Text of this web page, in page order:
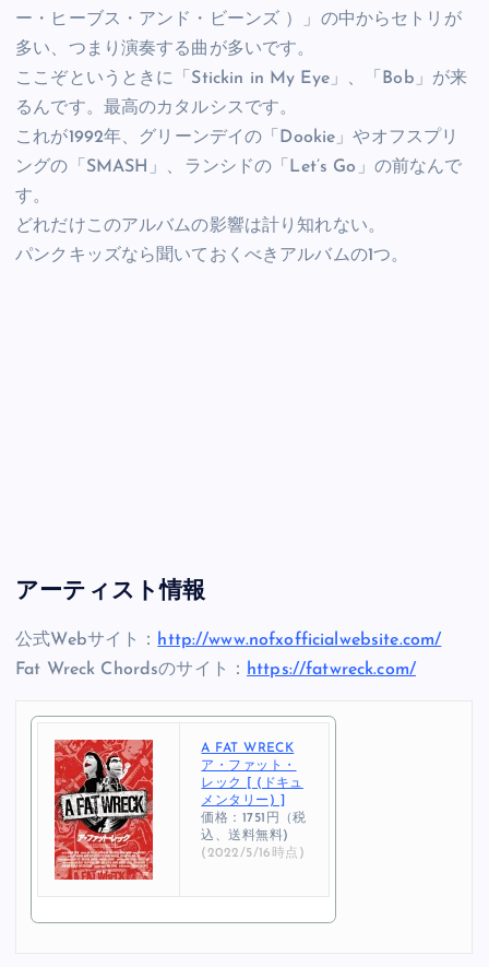
ー・ヒーブス・アンド・ビーンズ ）」の中からセトリが
多い、つまり演奏する曲が多いです。
ここぞというときに「Stickin in My Eye」、「Bob」が来
るんです。最高のカタルシスです。
これが1992年、グリーンデイの「Dookie」やオフスプリ
ングの「SMASH」、ランシドの「Let’s Go」の前なんで
す。
どれだけこのアルバムの影響は計り知れない。
パンクキッズなら聞いておくべきアルバムの1つ。
アーティスト情報
公式Webサイト： http://www.nofxofficialwebsite.com/
Fat Wreck Chordsのサイト： https://fatwreck.com/
A FAT WRECK
ア・ファット・
レック [ (ドキュ
メンタリー) ]
価格：1751円（税
込、送料無料)
(2022/5/16時点)